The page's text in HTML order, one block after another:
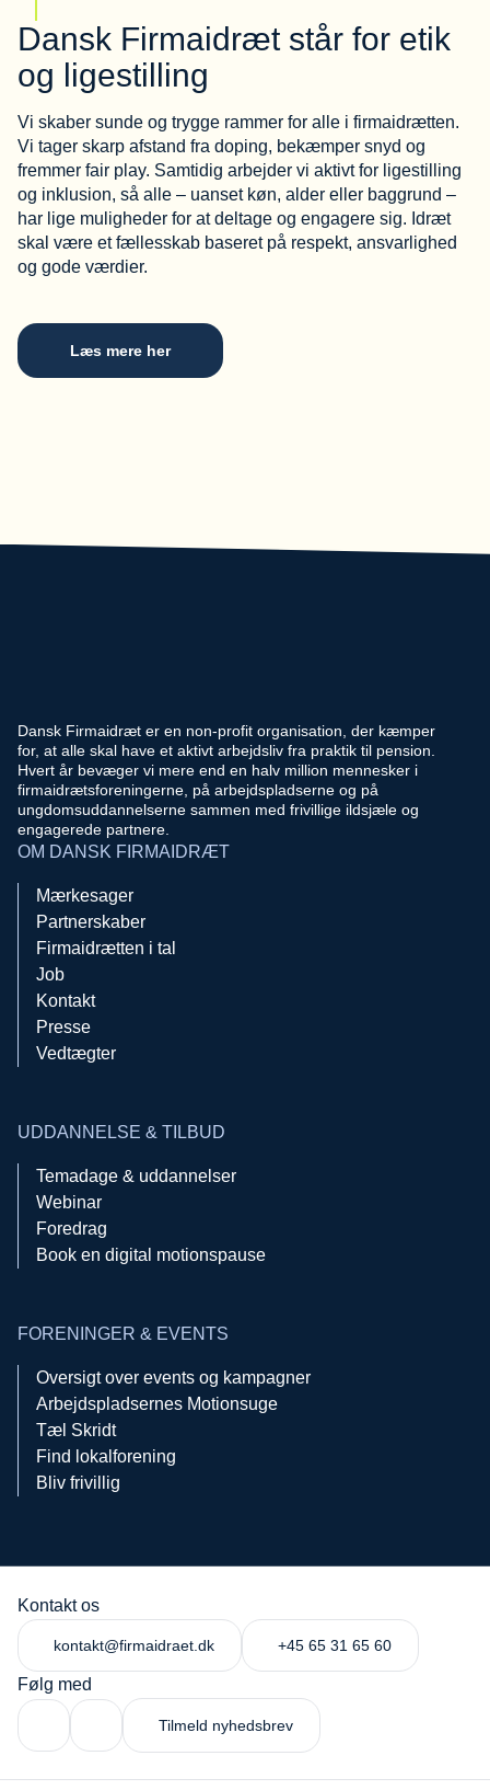
Dansk Firmaidræt står for etik
og ligestilling
Vi skaber sunde og trygge rammer for alle i firmaidrætten.
Vi tager skarp afstand fra doping, bekæmper snyd og
fremmer fair play. Samtidig arbejder vi aktivt for ligestilling
og inklusion, så alle – uanset køn, alder eller baggrund –
har lige muligheder for at deltage og engagere sig. Idræt
skal være et fællesskab baseret på respekt, ansvarlighed
og gode værdier.
Læs mere her
Dansk Firmaidræt er en non-profit organisation, der kæmper
for, at alle skal have et aktivt arbejdsliv fra praktik til pension.
Hvert år bevæger vi mere end en halv million mennesker i
firmaidrætsforeningerne, på arbejdspladserne og på
ungdomsuddannelserne sammen med frivillige ildsjæle og
engagerede partnere.
OM DANSK FIRMAIDRÆT
Mærkesager
Partnerskaber
Firmaidrætten i tal
Job
Kontakt
Presse
Vedtægter
UDDANNELSE & TILBUD
Temadage & uddannelser
Webinar
Foredrag
Book en digital motionspause
FORENINGER & EVENTS
Oversigt over events og kampagner
Arbejdspladsernes Motionsuge
Tæl Skridt
Find lokalforening
Bliv frivillig
Kontakt os
kontakt@firmaidraet.dk +45 65 31 65 60
Følg med
Tilmeld nyhedsbrev